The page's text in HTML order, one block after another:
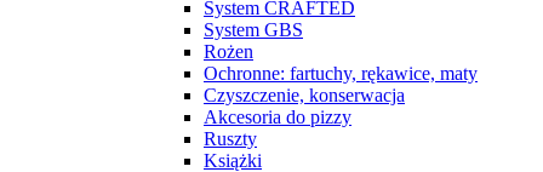
System CRAFTED
System GBS
Rożen
Ochronne: fartuchy, rękawice, maty
Czyszczenie, konserwacja
Akcesoria do pizzy
Ruszty
Książki